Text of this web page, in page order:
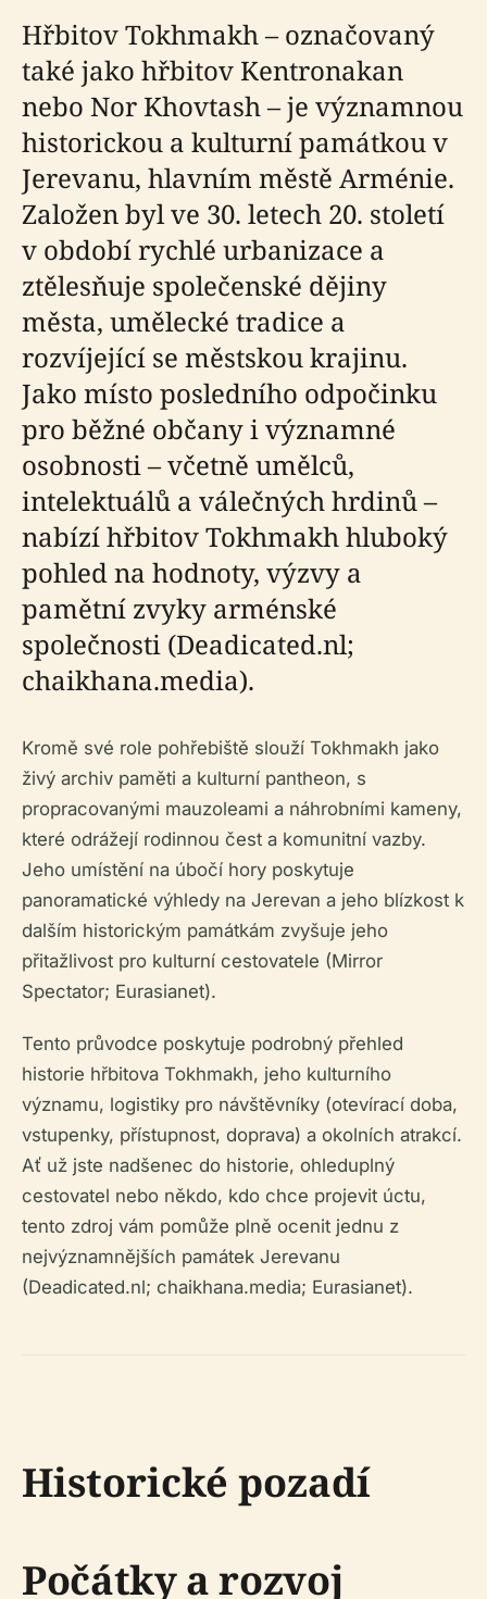
Hřbitov Tokhmakh – označovaný
také jako hřbitov Kentronakan
nebo Nor Khovtash – je významnou
historickou a kulturní památkou v
Jerevanu, hlavním městě Arménie.
Založen byl ve 30. letech 20. století
v období rychlé urbanizace a
ztělesňuje společenské dějiny
města, umělecké tradice a
rozvíjející se městskou krajinu.
Jako místo posledního odpočinku
pro běžné občany i významné
osobnosti – včetně umělců,
intelektuálů a válečných hrdinů –
nabízí hřbitov Tokhmakh hluboký
pohled na hodnoty, výzvy a
pamětní zvyky arménské
společnosti (Deadicated.nl;
chaikhana.media).
Kromě své role pohřebiště slouží Tokhmakh jako
živý archiv paměti a kulturní pantheon, s
propracovanými mauzoleami a náhrobními kameny,
které odrážejí rodinnou čest a komunitní vazby.
Jeho umístění na úbočí hory poskytuje
panoramatické výhledy na Jerevan a jeho blízkost k
dalším historickým památkám zvyšuje jeho
přitažlivost pro kulturní cestovatele (Mirror
Spectator; Eurasianet).
Tento průvodce poskytuje podrobný přehled
historie hřbitova Tokhmakh, jeho kulturního
významu, logistiky pro návštěvníky (otevírací doba,
vstupenky, přístupnost, doprava) a okolních atrakcí.
Ať už jste nadšenec do historie, ohleduplný
cestovatel nebo někdo, kdo chce projevit úctu,
tento zdroj vám pomůže plně ocenit jednu z
nejvýznamnějších památek Jerevanu
(Deadicated.nl; chaikhana.media; Eurasianet).
Historické pozadí
Počátky a rozvoj